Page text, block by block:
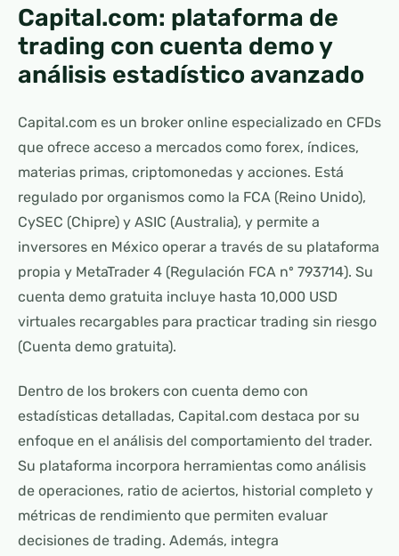
Capital.com: plataforma de
trading con cuenta demo y
análisis estadístico avanzado
Capital.com es un broker online especializado en CFDs
que ofrece acceso a mercados como forex, índices,
materias primas, criptomonedas y acciones. Está
regulado por organismos como la FCA (Reino Unido),
CySEC (Chipre) y ASIC (Australia), y permite a
inversores en México operar a través de su plataforma
propia y MetaTrader 4 (Regulación FCA nº 793714). Su
cuenta demo gratuita incluye hasta 10,000 USD
virtuales recargables para practicar trading sin riesgo
(Cuenta demo gratuita).
Dentro de los brokers con cuenta demo con
estadísticas detalladas, Capital.com destaca por su
enfoque en el análisis del comportamiento del trader.
Su plataforma incorpora herramientas como análisis
de operaciones, ratio de aciertos, historial completo y
métricas de rendimiento que permiten evaluar
decisiones de trading. Además, integra